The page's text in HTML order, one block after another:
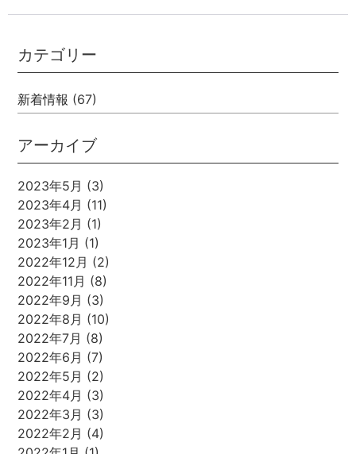
カテゴリー
新着情報 (67)
アーカイブ
2023年5月 (3)
2023年4月 (11)
2023年2月 (1)
2023年1月 (1)
2022年12月 (2)
2022年11月 (8)
2022年9月 (3)
2022年8月 (10)
2022年7月 (8)
2022年6月 (7)
2022年5月 (2)
2022年4月 (3)
2022年3月 (3)
2022年2月 (4)